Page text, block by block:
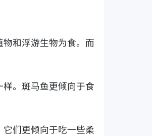
和浮游生物为食。而
。斑马鱼更倾向于食
们更倾向于吃一些柔